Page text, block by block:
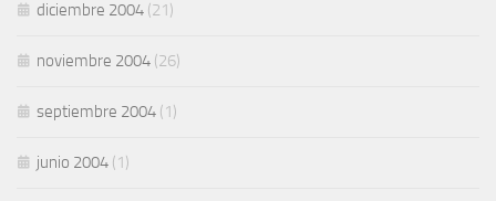
diciembre 2004 (21)
noviembre 2004 (26)
septiembre 2004 (1)
junio 2004 (1)